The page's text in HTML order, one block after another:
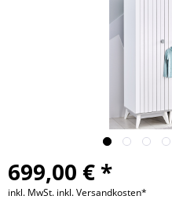
699,00 € *
inkl. MwSt. inkl. Versandkosten*